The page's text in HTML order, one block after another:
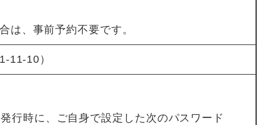
は、事前予約不要です。
11-10）
行時に、ご自身で設定した次のパスワード